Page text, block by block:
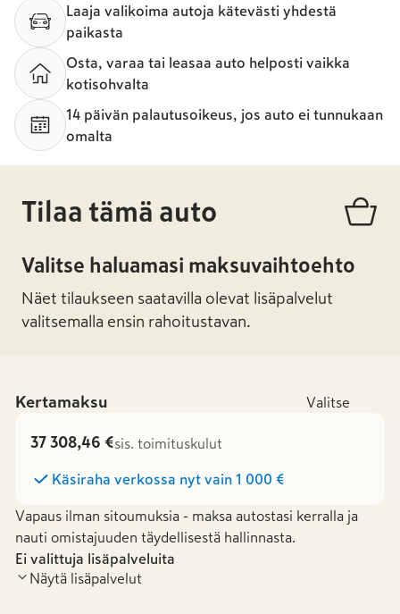
Laaja valikoima autoja kätevästi yhdestä
paikasta
Osta, varaa tai leasaa auto helposti vaikka
kotisohvalta
14 päivän palautusoikeus, jos auto ei tunnukaan
omalta
Tilaa tämä auto
Valitse haluamasi maksuvaihtoehto
Näet tilaukseen saatavilla olevat lisäpalvelut
valitsemalla ensin rahoitustavan.
Kertamaksu Valitse
37 308,46 €sis. toimituskulut
Käsiraha verkossa nyt vain 1 000 €
Vapaus ilman sitoumuksia - maksa autostasi kerralla ja
nauti omistajuuden täydellisestä hallinnasta.
Ei valittuja lisäpalveluita
Näytä lisäpalvelut